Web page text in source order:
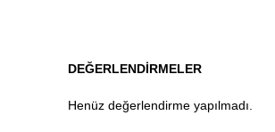
DEĞERLENDIRMELER
Henüz değerlendirme yapılmadı.